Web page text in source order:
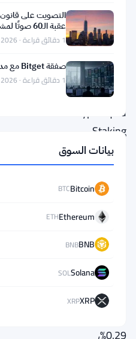
يونيو.
الصندوق
الذي
يُدعى
Hyperliquid
Staking
ETF
ويتم
تداوله
HYPG،
يحمل
رسمًا
للرعاية
0.29%،
التصويت على
عقبة الـ60 صوتًا لمشروع قانون العملات الرقمية
1 دقائق قراءة · Aug 8, 2026
صفقة Bitget مع مدينة جيلفو للوعي في بوتان
1 دقائق قراءة · Aug 8, 2026
بيانات السوق
Bitcoin
BTC
Ethereum
ETH
BNB
BNB
Solana
SOL
XRP
XRP